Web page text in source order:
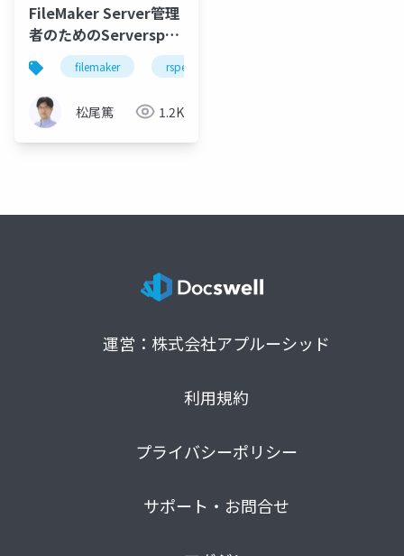
FileMaker Server管理
者のためのServerspec
入門（2017年版）
filemaker rspec
松尾篤 1.2K
運営：株式会社アプルーシッド
利用規約
プライバシーポリシー
サポート・お問合せ